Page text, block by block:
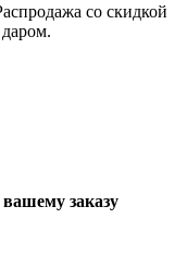
со скидкой
заказу